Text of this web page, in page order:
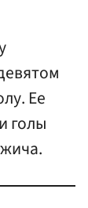
Ее
голы